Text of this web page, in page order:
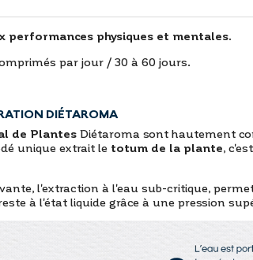
performances physiques et mentales.
par jour / 30 à 60 jours.
DIÉTAROMA
de Plantes Diétaroma sont hautement
unique extrait le totum de la plante,
l'extraction à l'eau sub-critique,
à l'état liquide grâce à une pression